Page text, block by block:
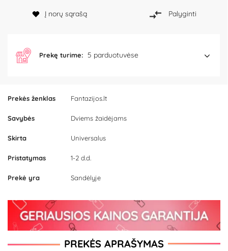
Prekės ženklas Fantazijos.lt
Savybės Dviems žaidėjams
Skirta Universalus
Pristatymas 1-2 d.d.
Prekė yra Sandėlyje
Į norų sąrašą Palyginti
Prekę turime: 5 parduotuvėse
PREKĖS APRAŠYMAS